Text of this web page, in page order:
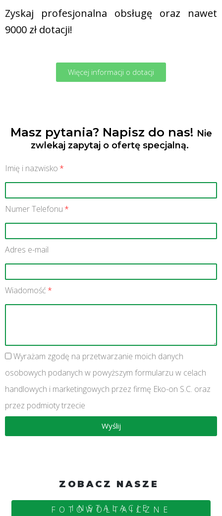
Zyskaj profesjonalna obsługę oraz nawet
9000 zł dotacji!
Więcej informacji o dotacji
Masz pytania? Napisz do nas! Nie
zwlekaj zapytaj o ofertę specjalną.
Imię i nazwisko
Numer Telefonu
Adres e-mail
Wiadomość
Wyrażam zgodę na przetwarzanie moich danych
osobowych podanych w powyższym formularzu w celach
handlowych i marketingowych przez firmę Eko-on S.C. oraz
przez podmioty trzecie
Wyślij
ZOBACZ NASZE
INSTALACJE
FOTOWOLTAICZNE